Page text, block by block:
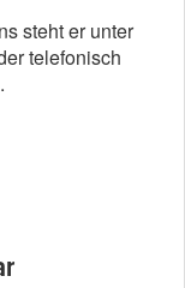
steht er unter
telefonisch